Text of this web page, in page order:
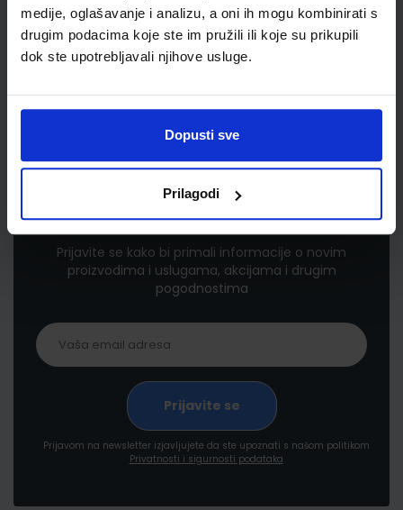
medije, oglašavanje i analizu, a oni ih mogu kombinirati s
drugim podacima koje ste im pružili ili koje su prikupili
dok ste upotrebljavali njihove usluge.
Dopusti sve
Prilagodi
Newsletter prijava
Prijavite se kako bi primali informacije o novim
proizvodima i uslugama, akcijama i drugim
pogodnostima
Prijavom na newsletter izjavljujete da ste upoznati s našom politikom
Privatnosti i sigurnosti podataka